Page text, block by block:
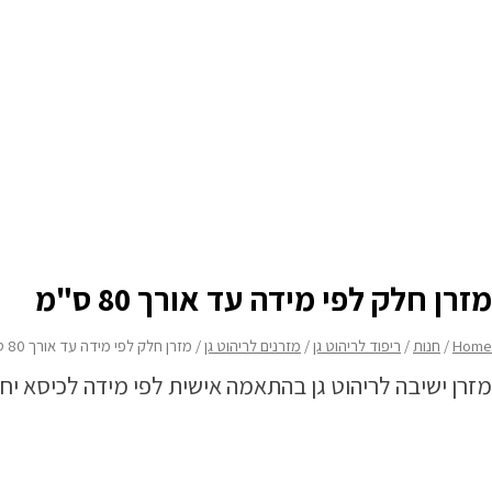
מזרן חלק לפי מידה עד אורך 80 ס"מ
Home
/ חנות / ריפוד לריהוט גן/ מזרנים לריהוט גן/ מזרן חלק לפי מידה עד אורך 80 ס"מ